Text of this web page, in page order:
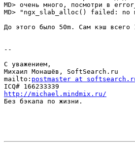
MD> очень много, посмотри в
MD> "ngx_slab_alloc() failed: no
До этого было 50m. Сам кэш всего
--
С уважением,
Михаил Монашёв, SoftSearch.ru
mailto: postmaster at
http://michael.mindmix.ru/
Без бэкапа по жизни.